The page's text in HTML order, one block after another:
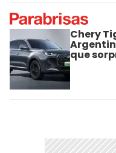
Chery
que